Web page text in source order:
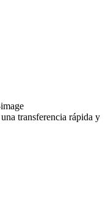
transferencia rápida y